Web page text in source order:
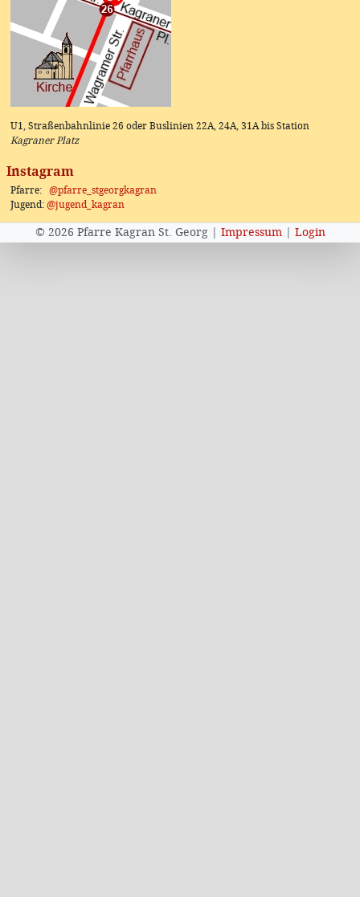
U1, Straßenbahnlinie 26 oder Buslinien 22A, 24A, 31A bis Station
Kagraner Platz
Instagram
Pfarre: @pfarre_stgeorgkagran
Jugend: @jugend_kagran
© 2026 Pfarre Kagran St. Georg | Impressum| Login